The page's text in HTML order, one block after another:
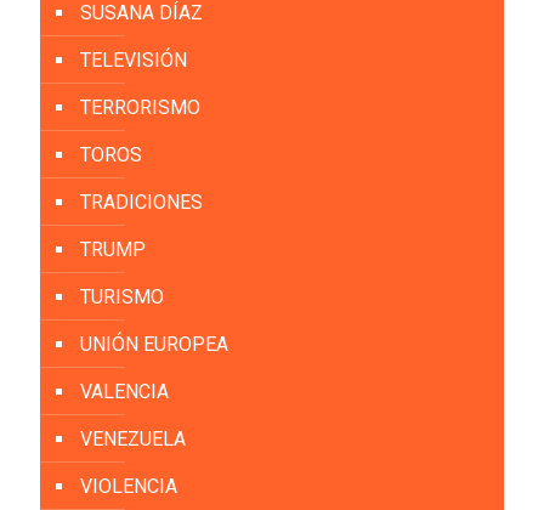
SUSANA DÍAZ
TELEVISIÓN
TERRORISMO
TOROS
TRADICIONES
TRUMP
TURISMO
UNIÓN EUROPEA
VALENCIA
VENEZUELA
VIOLENCIA